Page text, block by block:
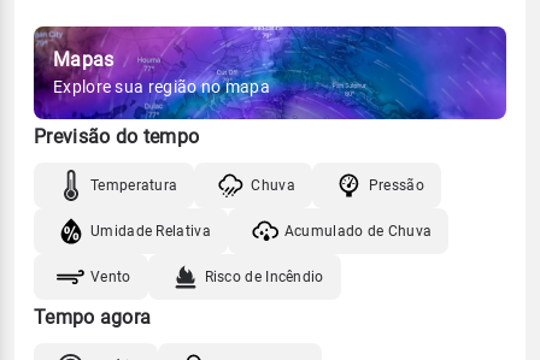
Mapas
Explore sua região no mapa
Previsão do tempo
Temperatura Chuva Pressão
Umidade Relativa Acumulado de Chuva
Vento Risco de Incêndio
Tempo agora